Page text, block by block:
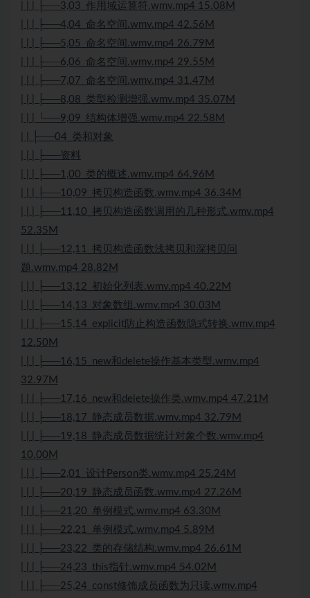
| | | ├──3,03_作用域运算符.wmv.mp4 15.08M
| | | ├──4,04_命名空间.wmv.mp4 42.56M
| | | ├──5,05_命名空间.wmv.mp4 26.79M
| | | ├──6,06_命名空间.wmv.mp4 29.55M
| | | ├──7,07_命名空间.wmv.mp4 31.47M
| | | ├──8,08_类型检测增强.wmv.mp4 35.07M
| | | └──9,09_结构体增强.wmv.mp4 22.58M
| | ├──04_类和对象
| | | ├──资料
| | | ├──1,00_类的概述.wmv.mp4 64.96M
| | | ├──10,09_拷贝构造函数.wmv.mp4 36.34M
| | | ├──11,10_拷贝构造函数调用的几种形式.wmv.mp4
52.35M
| | | ├──12,11_拷贝构造函数浅拷贝和深拷贝问
题.wmv.mp4 28.82M
| | | ├──13,12_初始化列表.wmv.mp4 40.22M
| | | ├──14,13_对象数组.wmv.mp4 30.03M
| | | ├──15,14_explicit防止构造函数隐式转换.wmv.mp4
12.50M
| | | ├──16,15_new和delete操作基本类型.wmv.mp4
32.97M
| | | ├──17,16_new和delete操作类.wmv.mp4 47.21M
| | | ├──18,17_静态成员数据.wmv.mp4 32.79M
| | | ├──19,18_静态成员数据统计对象个数.wmv.mp4
10.00M
| | | ├──2,01_设计Person类.wmv.mp4 25.24M
| | | ├──20,19_静态成员函数.wmv.mp4 27.26M
| | | ├──21,20_单例模式.wmv.mp4 63.30M
| | | ├──22,21_单例模式.wmv.mp4 5.89M
| | | ├──23,22_类的存储结构.wmv.mp4 26.61M
| | | ├──24,23_this指针.wmv.mp4 54.02M
| | | ├──25,24_const修饰成员函数为只读.wmv.mp4